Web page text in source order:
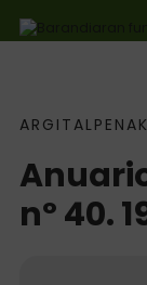
IrARGITALPENAK
nº 40.